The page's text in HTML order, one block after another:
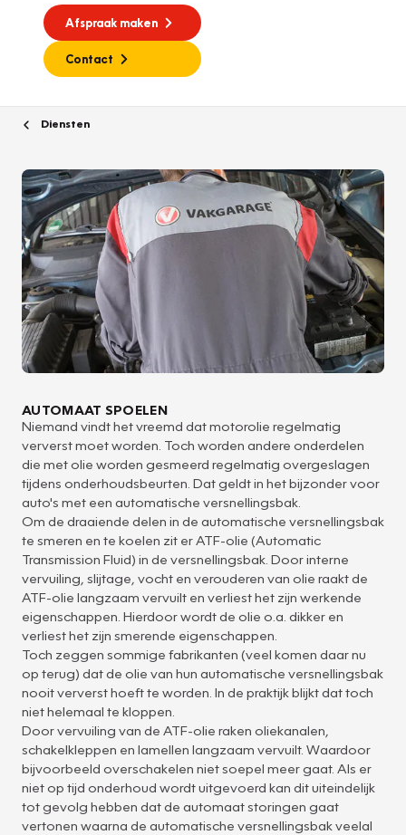
Afspraak maken
Contact
Diensten
AUTOMAAT SPOELEN
Niemand vindt het vreemd dat motorolie regelmatig
ververst moet worden. Toch worden andere onderdelen
die met olie worden gesmeerd regelmatig overgeslagen
tijdens onderhoudsbeurten. Dat geldt in het bijzonder voor
auto's met een automatische versnellingsbak.
Om de draaiende delen in de automatische versnellingsbak
te smeren en te koelen zit er ATF-olie (Automatic
Transmission Fluid) in de versnellingsbak. Door interne
vervuiling, slijtage, vocht en verouderen van olie raakt de
ATF-olie langzaam vervuilt en verliest het zijn werkende
eigenschappen. Hierdoor wordt de olie o.a. dikker en
verliest het zijn smerende eigenschappen.
Toch zeggen sommige fabrikanten (veel komen daar nu
op terug) dat de olie van hun automatische versnellingsbak
nooit ververst hoeft te worden. In de praktijk blijkt dat toch
niet helemaal te kloppen.
Door vervuiling van de ATF-olie raken oliekanalen,
schakelkleppen en lamellen langzaam vervuilt. Waardoor
bijvoorbeeld overschakelen niet soepel meer gaat. Als er
niet op tijd onderhoud wordt uitgevoerd kan dit uiteindelijk
tot gevolg hebben dat de automaat storingen gaat
vertonen waarna de automatische versnellingsbak veelal